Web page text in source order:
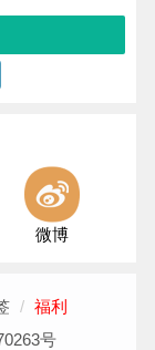
微博
/ 福利
号